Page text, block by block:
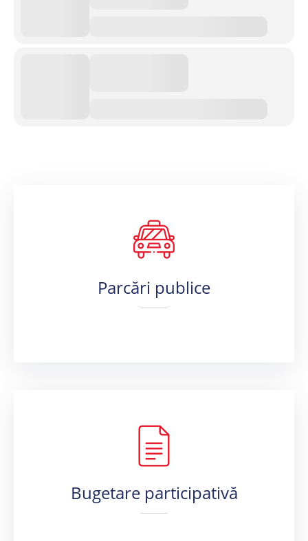
Parcări publice
Bugetare participativă